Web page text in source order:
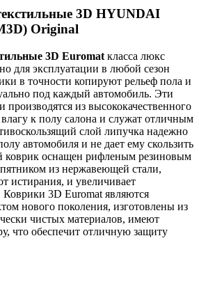
3D HYUNDAI
Original
3D Euromat класса люкс
для эксплуатации в любой сезон
в точности копируют рельеф пола и
под каждый автомобиль. Эти
из высококачественного
к полу салона и служат отличным
слой липучка надежно
автомобиля и не дает ему скользить
коврик оснащен рифленым резиновым
из нержавеющей стали,
истирания, и увеличивает
Коврики 3D Euromat являются
нового поколения, изготовлены из
чистых материалов, имеют
что обеспечит отличную защиту